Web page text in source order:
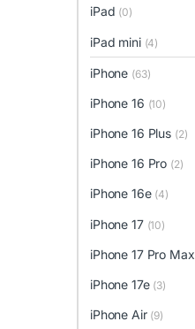
iPad (0)
iPad mini (4)
iPhone (63)
iPhone 16 (10)
iPhone 16 Plus (2)
iPhone 16 Pro (2)
iPhone 16e (4)
iPhone 17 (10)
iPhone 17 Pro Max
iPhone 17e (3)
iPhone Air (9)